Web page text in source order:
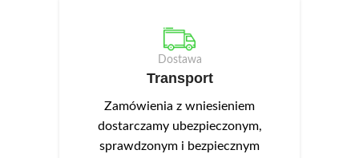
Dostawa
Transport
Zamówienia z wniesieniem
dostarczamy ubezpieczonym,
sprawdzonym i bezpiecznym